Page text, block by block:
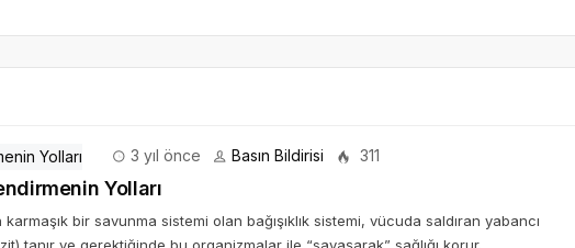
3 yıl önce Basın Bildirisi 311
Yolları
bir savunma sistemi olan bağışıklık sistemi, vücuda saldıran yabancı